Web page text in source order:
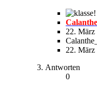
22. März
22. März
Antworten
0